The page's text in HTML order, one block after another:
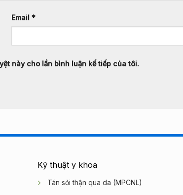
Email *
này cho lần bình luận kế tiếp của tôi.
Kỹ thuật y khoa
Tán sỏi thận qua da (MPCNL)